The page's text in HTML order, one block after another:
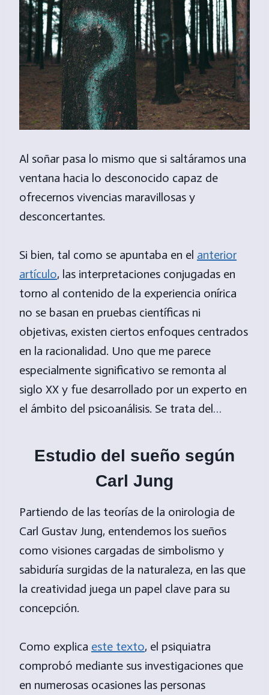
Al soñar pasa lo mismo que si saltáramos una
ventana hacia lo desconocido capaz de
ofrecernos vivencias maravillosas y
desconcertantes.
Si bien, tal como se apuntaba en el anterior
artículo, las interpretaciones conjugadas en
torno al contenido de la experiencia onírica
no se basan en pruebas científicas ni
objetivas, existen ciertos enfoques centrados
en la racionalidad. Uno que me parece
especialmente significativo se remonta al
siglo XX y fue desarrollado por un experto en
el ámbito del psicoanálisis. Se trata del…
Estudio del sueño según
Carl Jung
Partiendo de las teorías de la onirologia de
Carl Gustav Jung, entendemos los sueños
como visiones cargadas de simbolismo y
sabiduría surgidas de la naturaleza, en las que
la creatividad juega un papel clave para su
concepción.
Como explica este texto, el psiquiatra
comprobó mediante sus investigaciones que
en numerosas ocasiones las personas